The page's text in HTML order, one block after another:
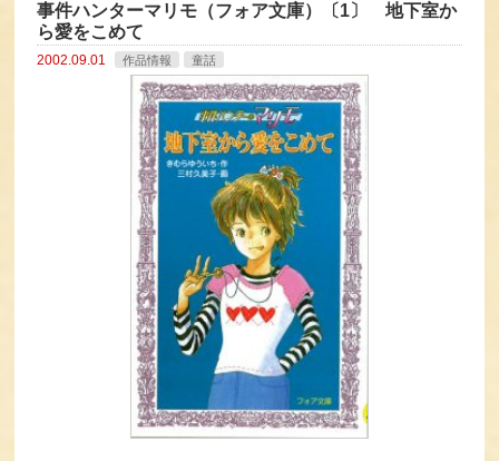
事件ハンターマリモ（フォア文庫）〔1〕 地下室か
ら愛をこめて
2002.09.01 作品情報 童話